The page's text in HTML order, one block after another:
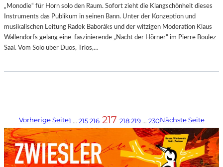
„Monodie“ für Horn solo den Raum. Sofort zieht die Klangschönheit dieses
Instruments das Publikum in seinen Bann. Unter der Konzeption und
musikalischen Leitung Radek Baboráks und der witzigen Moderation Klaus
Wallendorfs gelang eine faszinierende „Nacht der Hörner“ im Pierre Boulez
Saal. Vom Solo über Duos, Trios,…
Vorherige Seite1 … 215 216 217 218 219 … 230Nächste Seite